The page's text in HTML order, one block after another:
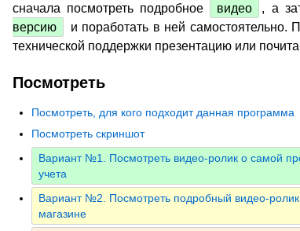
сначала посмотреть подробное
видео , а
версию
и поработать в ней самостоятельно.
технической поддержки презентацию или
Посмотреть
Посмотреть, для кого подходит данная программа
Посмотреть скриншот
Вариант №1. Посмотреть видео-ролик о самой
учета
Вариант №2. Посмотреть подробный видео-
магазине